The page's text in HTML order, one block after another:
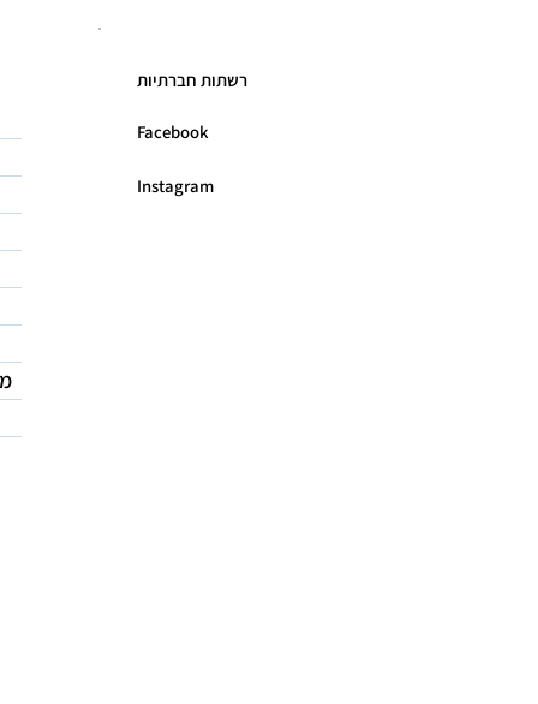
רשתות חברתיות
Facebook
Instagram